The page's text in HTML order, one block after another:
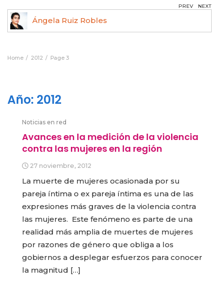
Ángela Ruiz Robles
PREV NEXT
Home 2012 Page 3
Año: 2012
Noticias en red
Avances en la medición de la violencia
contra las mujeres en la región
27 noviembre, 2012
La muerte de mujeres ocasionada por su
pareja íntima o ex pareja íntima es una de las
expresiones más graves de la violencia contra
las mujeres. Este fenómeno es parte de una
realidad más amplia de muertes de mujeres
por razones de género que obliga a los
gobiernos a desplegar esfuerzos para conocer
la magnitud […]